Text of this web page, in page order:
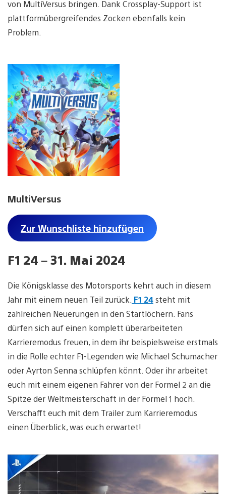
von MultiVersus bringen. Dank Crossplay-Support ist
plattformübergreifendes Zocken ebenfalls kein
Problem.
MultiVersus
Zur Wunschliste hinzufügen
F1 24 – 31. Mai 2024
Die Königsklasse des Motorsports kehrt auch in diesem
Jahr mit einem neuen Teil zurück. F1 24steht mit
zahlreichen Neuerungen in den Startlöchern. Fans
dürfen sich auf einen komplett überarbeiteten
Karrieremodus freuen, in dem ihr beispielsweise erstmals
in die Rolle echter F1-Legenden wie Michael Schumacher
oder Ayrton Senna schlüpfen könnt. Oder ihr arbeitet
euch mit einem eigenen Fahrer von der Formel 2 an die
Spitze der Weltmeisterschaft in der Formel 1 hoch.
Verschafft euch mit dem Trailer zum Karrieremodus
einen Überblick, was euch erwartet!